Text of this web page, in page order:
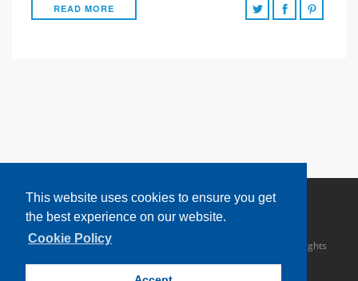
This website uses cookies to ensure you get
the best experience on our website.
Cookie Policy
READ MORE
Copyright © 2016 Sahathai Terminal Public Company Limited. All rights
reserved.